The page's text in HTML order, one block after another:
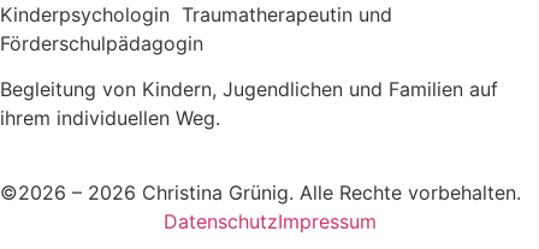
Kinderpsychologin Traumatherapeutin und
Förderschulpädagogin
Begleitung von Kindern, Jugendlichen und Familien auf
ihrem individuellen Weg.
©2026 – 2026 Christina Grünig. Alle Rechte vorbehalten.
DatenschutzImpressum